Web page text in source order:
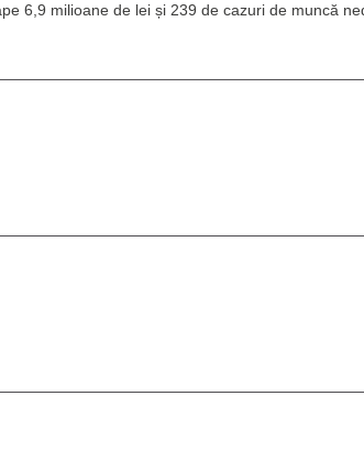
6,9 milioane de lei și 239 de cazuri de muncă